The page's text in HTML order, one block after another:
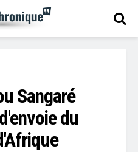
Sangaré
du